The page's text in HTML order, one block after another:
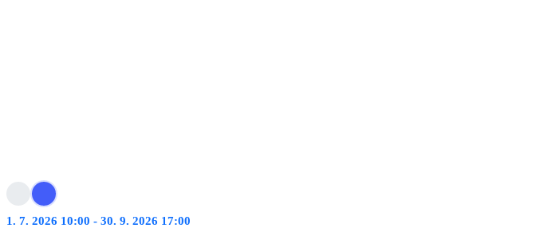
1. 7. 2026 10:00 - 30. 9. 2026 17:00